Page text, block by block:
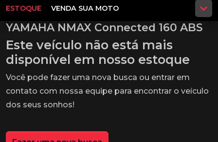
ESTOQUE VENDA SUA MOTO
YAMAHA NMAX Connected 160 ABS
Este veículo não está mais
disponível em nosso estoque
Você pode fazer uma nova busca ou entrar em
contato com nossa equipe para encontrar o veículo
dos seus sonhos!